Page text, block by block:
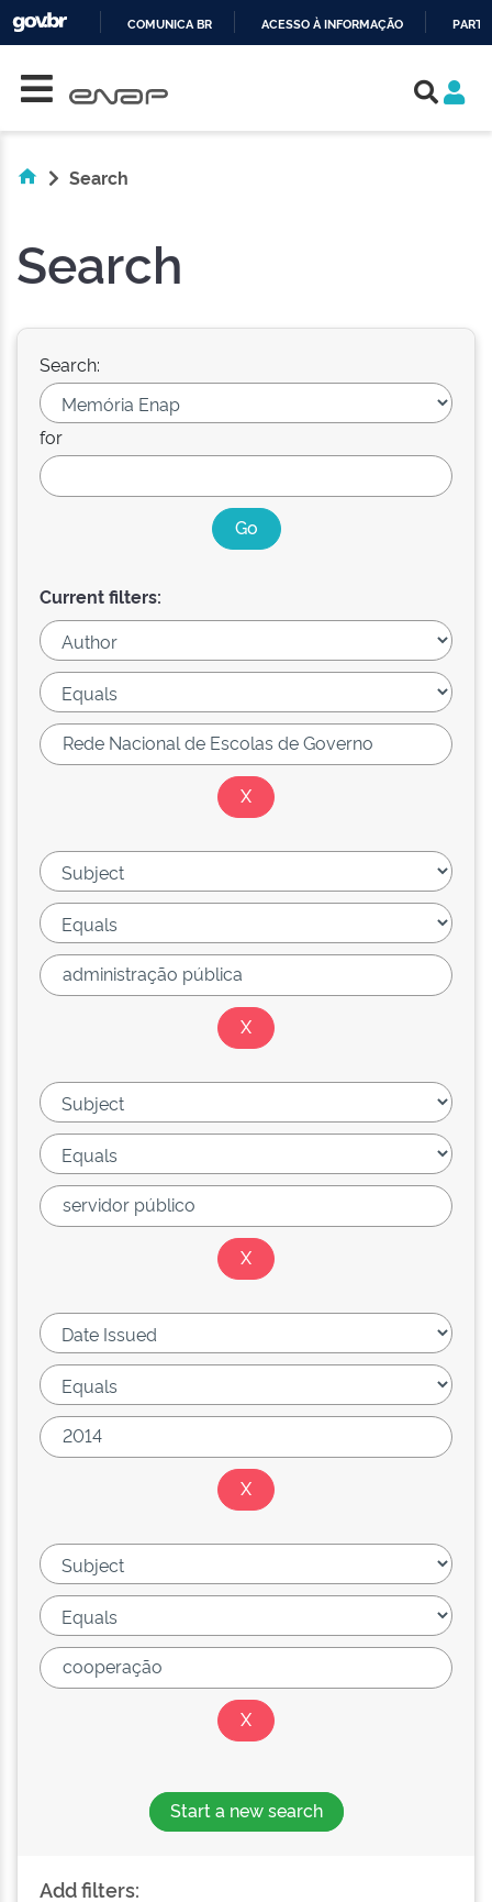
COMUNICA BR ACESSO À INFORMAÇÃO
Search
Search
Search:
for
Current filters:
Start a new search
Add filters: